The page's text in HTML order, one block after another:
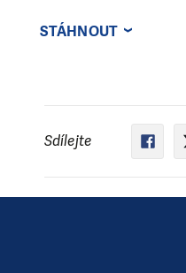
STÁHNOUT
Sdílejte